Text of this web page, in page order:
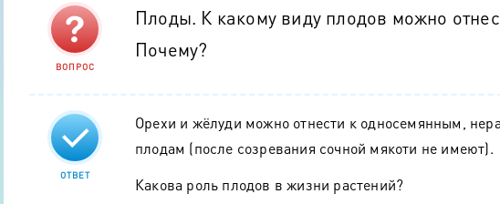
ВОПРОС
Плоды. К какому виду плодов можно
Почему?
ОТВЕТ
Орехи и жёлуди можно отнести к односемянным,
плодам (после созревания сочной мякоти не имеют).
Какова роль плодов в жизни растений?